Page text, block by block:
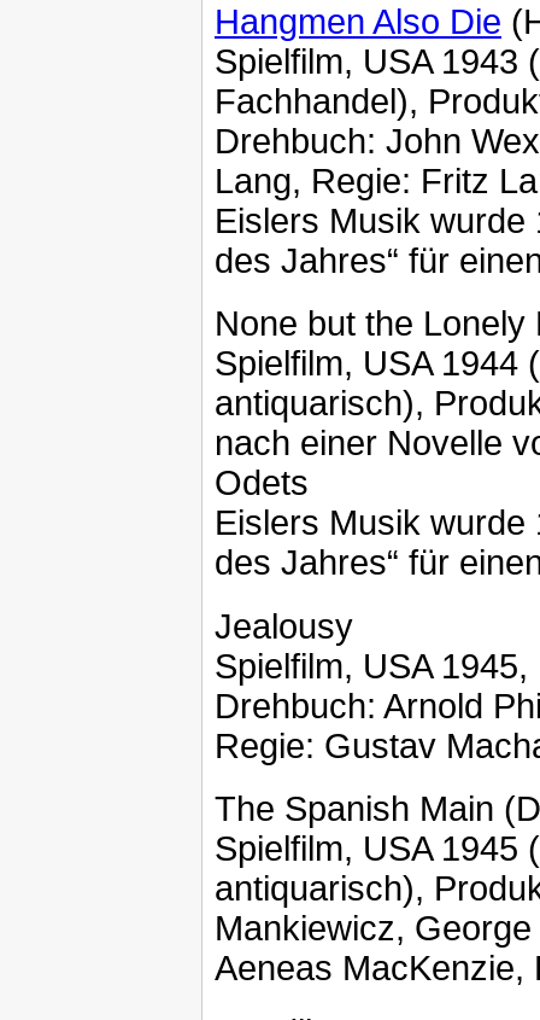
Hangmen Also Die
Spielfilm, USA 1943
Fachhandel),
Drehbuch: John
Lang, Regie: Fritz
Eislers Musik wurde
des Jahres“ für
None but the Lonely
Spielfilm, USA 1944
antiquarisch),
nach einer Novelle
Odets
Eislers Musik wurde
des Jahres“ für
Jealousy
Spielfilm, USA
Drehbuch: Arnold
Regie: Gustav
The Spanish Main
Spielfilm, USA 1945
antiquarisch),
Mankiewicz,
Aeneas MacKenzie,